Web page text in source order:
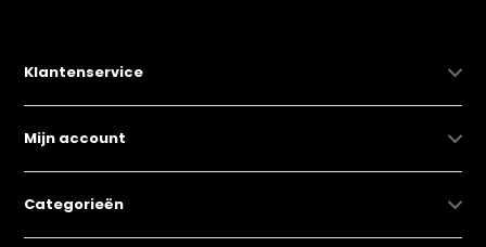
Klantenservice
Mijn account
Categorieën